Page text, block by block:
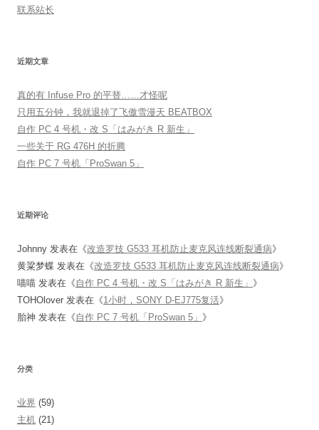
联系站长
近期文章
真的有 Infuse Pro 的平替……才怪呢
只用五分钟，我就退掉了飞傲雪漫天 BEATBOX
自作 PC 4 号机・改 S「はみがき R 新生」
一些关于 RG 476H 的折腾
自作 PC 7 号机「ProSwan 5」
近期评论
Johnny 发表在《改造罗技 G533 耳机防止麦克风连线断裂通病》
黄粱梦蝶 发表在《改造罗技 G533 耳机防止麦克风连线断裂通病》
喵喵 发表在《自作 PC 4 号机・改 S「はみがき R 新生」 》
TOHOlover 发表在《1小时，SONY D-EJ775复活》
胎神 发表在《自作 PC 7 号机「ProSwan 5」 》
分类
业界 (59)
主机 (21)